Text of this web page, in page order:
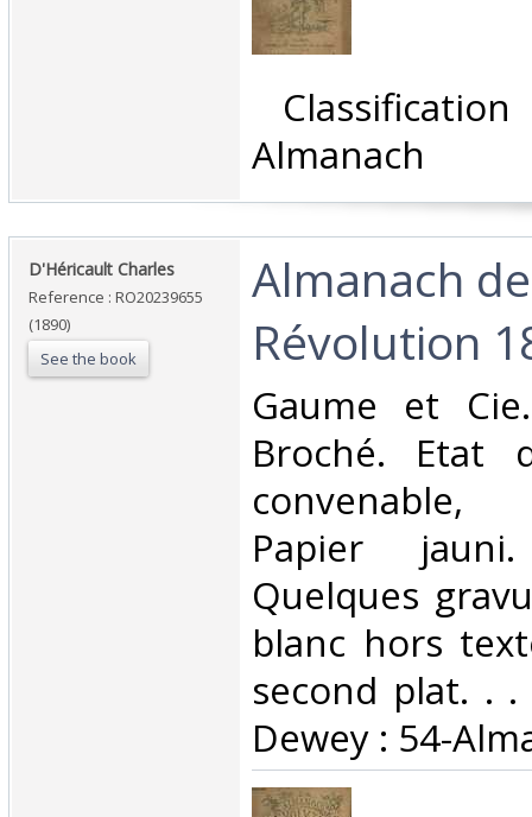
Almanach‎
‎D'Héricault Charles‎
Reference : RO20239655
(1890)
See the book
‎Almanach
Révolution
‎Gaume et
Broché. Etat
Papier
Quelques
blanc hors
second plat. . .
Dewey : 54-